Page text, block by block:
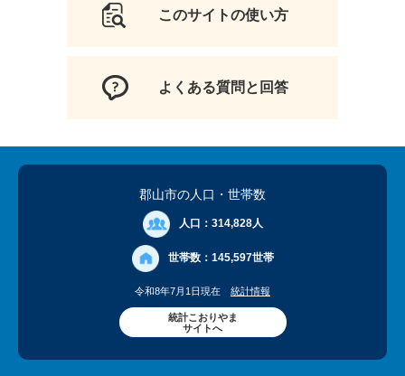
このサイトの使い方
よくある質問と回答
郡山市の人口 ・世帯数
人口： 314,828人
世帯数： 145,597世帯
令和8年7月1日現在 統計情報
統計こおりやま
サイトへ